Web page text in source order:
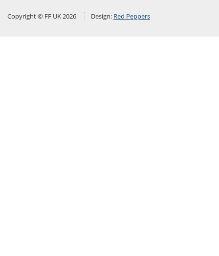
Copyright © FF UK 2026 Design: Red Peppers